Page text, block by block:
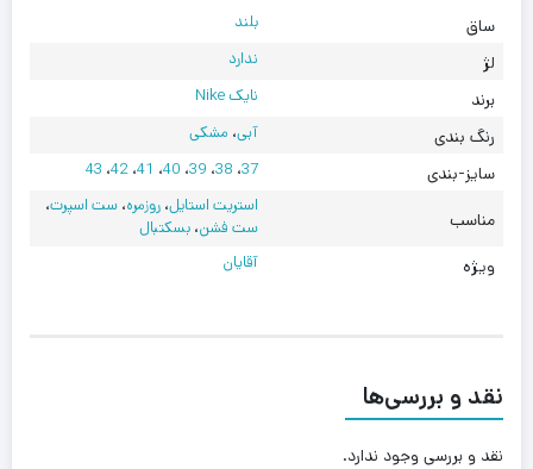
ساق بلند
لژ ندارد
برند نایک Nike
رنگ بندی آبی، مشکی
سایز-بندی 37، 38، 39، 40، 41،42، 43
مناسب
استریت استایل،روزمره،ست اسپرت،
ست فشن،بسکتبال
ویژه آقایان
نقد و بررسی‌ها
نقد و بررسی وجود ندارد.